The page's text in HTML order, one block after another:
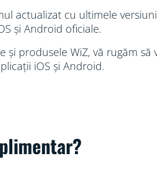
actualizat cu ultimele
și Android oficiale.
produsele WiZ, vă rugăm să
iOS și Android.